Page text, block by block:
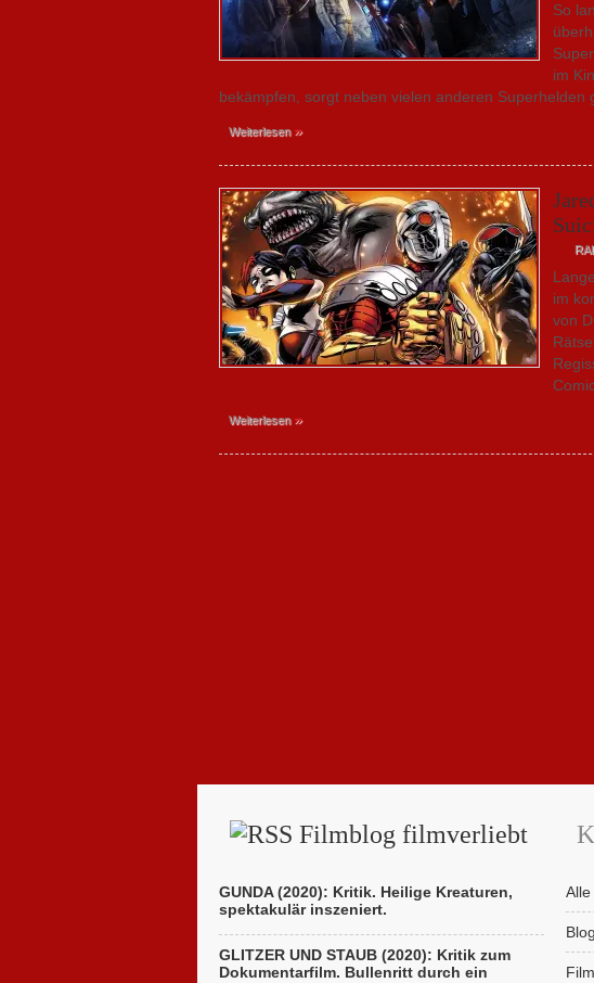
So
im
bekämpfen, sorgt neben vielen anderen Superhelden
Weiterlesen »
im
von
Weiterlesen »
Filmblog filmverliebt
GUNDA (2020): Kritik. Heilige Kreaturen,
spektakulär inszeniert.
GLITZER UND STAUB (2020): Kritik zum
Dokumentarfilm. Bullenritt durch ein
Blog